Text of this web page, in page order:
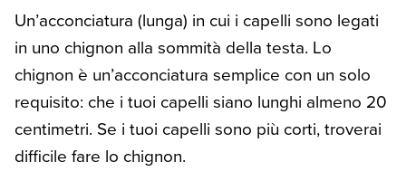
Un’acconciatura (lunga) in cui i capelli sono legati
in uno chignon alla sommità della testa. Lo
chignon è un’acconciatura semplice con un solo
requisito: che i tuoi capelli siano lunghi almeno 20
centimetri. Se i tuoi capelli sono più corti, troverai
difficile fare lo chignon.